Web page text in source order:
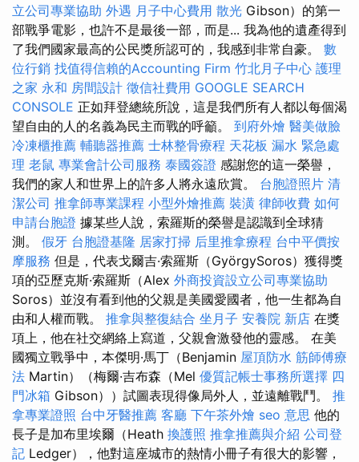
立公司專業協助 外遇 月子中心費用 散光 Gibson）的第一
部戰爭電影，也許不是最後一部，而是... 我為他的遺產得到
了我們國家最高的公民獎所認可的，我感到非常自豪。 數
位行銷 找值得信賴的Accounting Firm 竹北月子中心 護理
之家 永和 房間設計 徵信社費用 GOOGLE SEARCH
CONSOLE 正如拜登總統所說，這是我們所有人都以每個渴
望自由的人的名義為民主而戰的呼籲。 到府外燴 醫美做臉
冷凍櫃推薦 輔聽器推薦 士林整骨療程 天花板 漏水 緊急處
理 老鼠 專業會計公司服務 泰國簽證 感謝您的這一榮譽，
我們的家人和世界上的許多人將永遠欣賞。 台胞證照片 清
潔公司 推拿師專業課程 小型外燴推薦 裝潢 律師收費 如何
申請台胞證 據某些人說，索羅斯的榮譽是認識到全球猜
測。 假牙 台胞證基隆 居家打掃 后里推拿療程 台中平價按
摩服務 但是，代表戈爾吉·索羅斯（GyörgySoros）獲得獎
項的亞歷克斯·索羅斯（Alex 外商投資設立公司專業協助
Soros）並沒有看到他的父親是美國愛國者，他一生都為自
由和人權而戰。 推拿與整復結合 坐月子 安養院 新店 在獎
項上，他在社交網絡上寫道，父親會激發他的靈感。 在美
國獨立戰爭中，本傑明·馬丁（Benjamin 屋頂防水 筋師傅療
法 Martin）（梅爾·吉布森（Mel 優質記帳士事務所選擇 四
門冰箱 Gibson））試圖表現得像局外人，並遠離戰鬥。 推
拿專業證照 台中牙醫推薦 客廳 下午茶外燴 seo 意思 他的
長子是加布里埃爾（Heath 換護照 推拿推薦與介紹 公司登
記 Ledger），他對這座城市的熱情小冊子有很大的影響，